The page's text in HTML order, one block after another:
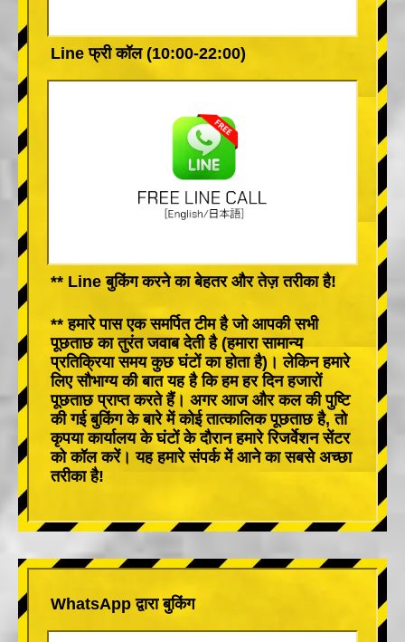
Line फ्री कॉल (10:00-22:00)
** Line बुकिंग करने का बेहतर और तेज़ तरीका है!
** हमारे पास एक समर्पित टीम है जो आपकी सभी
पूछताछ का तुरंत जवाब देती है (हमारा सामान्य
प्रतिक्रिया समय कुछ घंटों का होता है)। लेकिन हमारे
लिए सौभाग्य की बात यह है कि हम हर दिन हजारों
पूछताछ प्राप्त करते हैं। अगर आज और कल की पुष्टि
की गई बुकिंग के बारे में कोई तात्कालिक पूछताछ है, तो
कृपया कार्यालय के घंटों के दौरान हमारे रिजर्वेशन सेंटर
को कॉल करें। यह हमारे संपर्क में आने का सबसे अच्छा
तरीका है!
WhatsApp द्वारा बुकिंग